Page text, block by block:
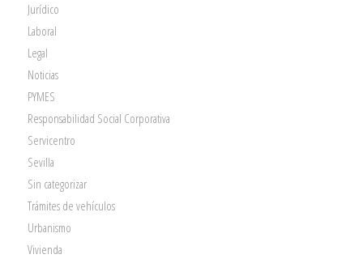
Jurídico
Laboral
Legal
Noticias
PYMES
Responsabilidad Social Corporativa
Servicentro
Sevilla
Sin categorizar
Trámites de vehículos
Urbanismo
Vivienda